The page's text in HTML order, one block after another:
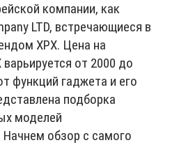
компании, как
LTD, встречающиеся в
XPX. Цена на
от 2000 до
функций гаджета и его
подборка
моделей
Начнем обзор с самого